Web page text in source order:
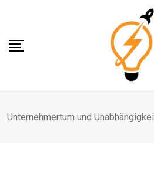
content
Unternehmertum und